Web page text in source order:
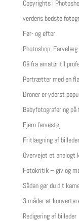
Copyrights i
verdens bedste
Før- og efter
Photoshop:
Gå fra amatør til
Portrætter med en
Droner er yderst
Babyfotografering på
Fjern farvestøj
Fritlægning af billeder
Overvejet et analogt
Fotokritik – giv og
Sådan gør du dit
3 måder at
Redigering af billeder